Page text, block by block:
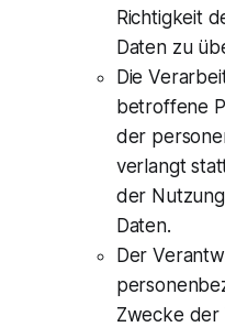
Richtigkeit
Daten zu
Die
betroffene
der
verlangt
der
Daten.
Der
Zwecke der